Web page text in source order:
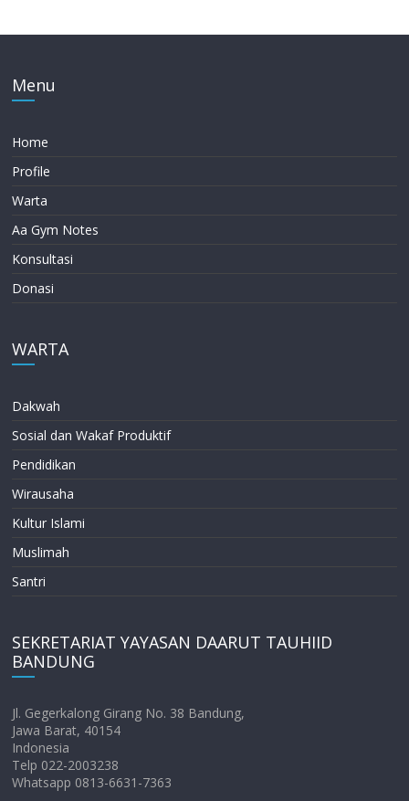
Menu
Home
Profile
Warta
Aa Gym Notes
Konsultasi
Donasi
WARTA
Dakwah
Sosial dan Wakaf Produktif
Pendidikan
Wirausaha
Kultur Islami
Muslimah
Santri
SEKRETARIAT YAYASAN DAARUT TAUHIID
BANDUNG
Jl. Gegerkalong Girang No. 38 Bandung,
Jawa Barat, 40154
Indonesia
Telp 022-2003238
Whatsapp 0813-6631-7363